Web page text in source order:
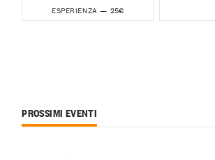
ESPERIENZA — 25€
PROSSIMI EVENTI